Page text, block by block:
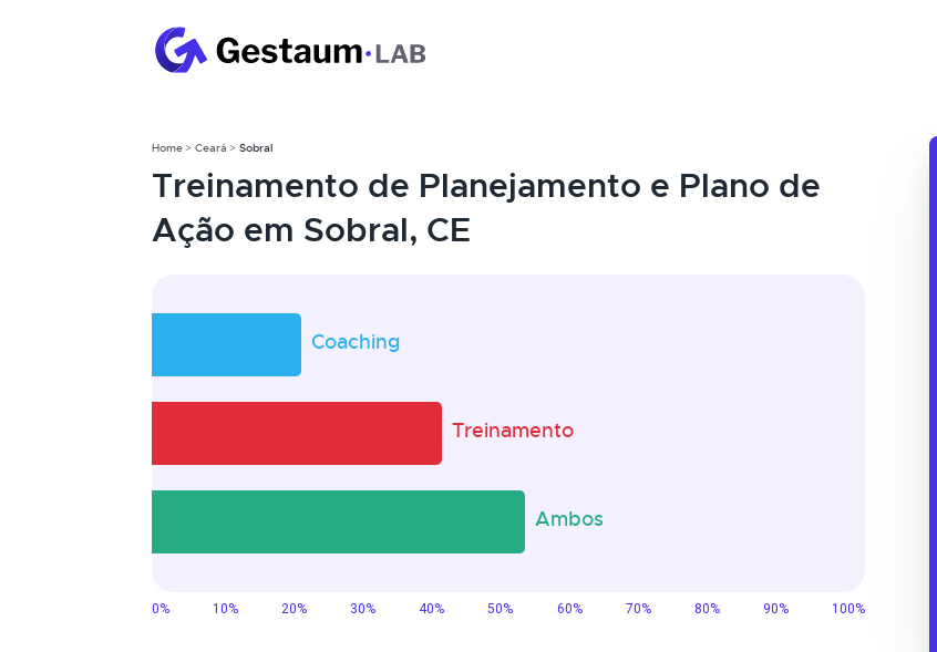
Home Ceará Sobral
Treinamento de Planejamento e Plano de
Ação em Sobral, CE